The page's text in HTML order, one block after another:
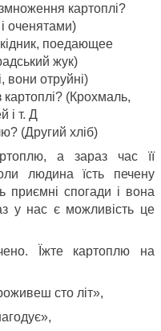
картоплі?
оченятами)
поедающее
жук)
вони отруйні)
(Крохмаль,
і т. Д
(Другий хліб)
а зараз час її
людина їсть печену
спогади і вона
у нас є можливість це
Їжте картоплю на
сто літ»,